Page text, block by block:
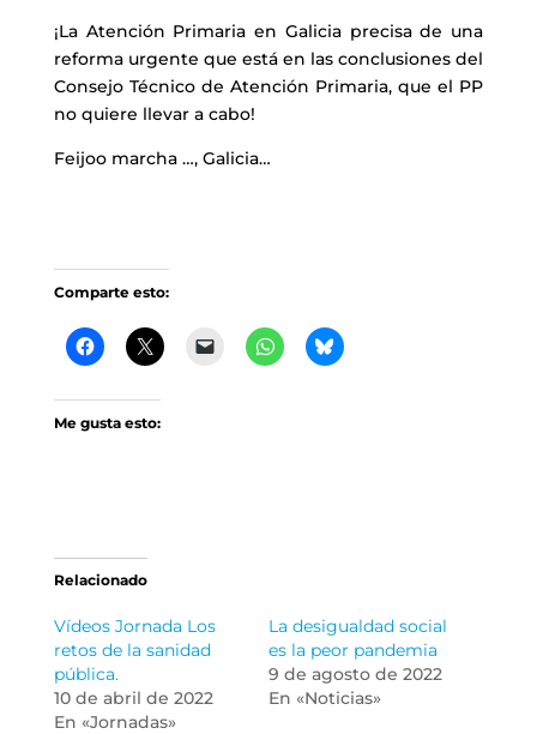
¡La Atención Primaria en Galicia precisa de una
reforma urgente que está en las conclusiones del
Consejo Técnico de Atención Primaria, que el PP
no quiere llevar a cabo!
Feijoo marcha …, Galicia…
Comparte esto:
Me gusta esto:
Relacionado
Vídeos Jornada Los
retos de la sanidad
pública.
10 de abril de 2022
En «Jornadas»
La desigualdad social
es la peor pandemia
9 de agosto de 2022
En «Noticias»